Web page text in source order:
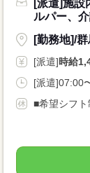
[派遣]施設
ルパー、
[勤務地]/
[派遣]時給
[派遣]07:00